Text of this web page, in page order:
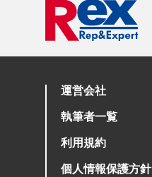
運営会社
執筆者一覧
利用規約
個人情報保護方針